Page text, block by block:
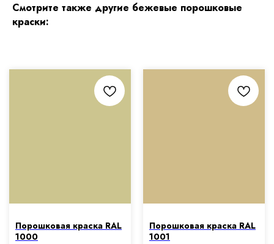
Смотрите также другие бежевые порошковые
краски:
Порошковая краска RAL
1000
Порошковая краска RAL
1001